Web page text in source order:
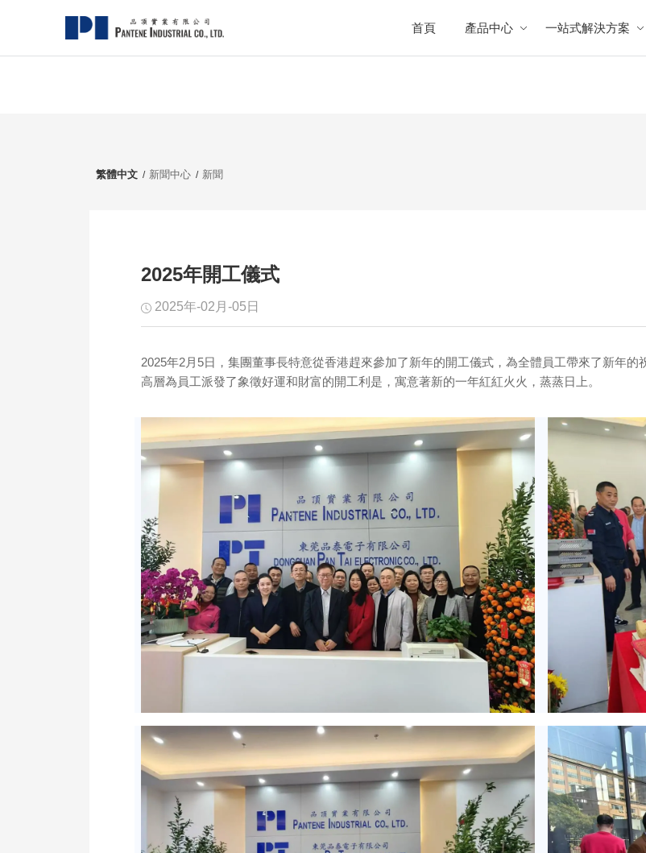
首頁 產品中心 一站式解決方案
繁體中文 新聞中心 新聞
2025年開工儀式
2025年-02月-05日
2025年2月5日，集團董事長特意從香港趕來參加了新年的開工儀式，為全體員工帶來了新年
高層為員工派發了象徵好運和財富的開工利是，寓意著新的一年紅紅火火，蒸蒸日上。